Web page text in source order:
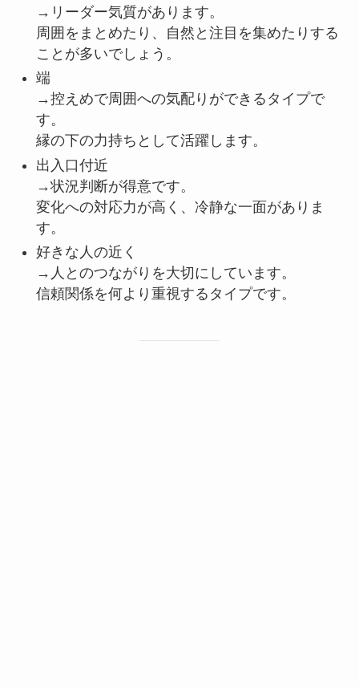
→リーダー気質があります。
周囲をまとめたり、自然と注目を集めたりする
ことが多いでしょう。
端
→控えめで周囲への気配りができるタイプで
す。
縁の下の力持ちとして活躍します。
出入口付近
→状況判断が得意です。
変化への対応力が高く、冷静な一面がありま
す。
好きな人の近く
→人とのつながりを大切にしています。
信頼関係を何より重視するタイプです。